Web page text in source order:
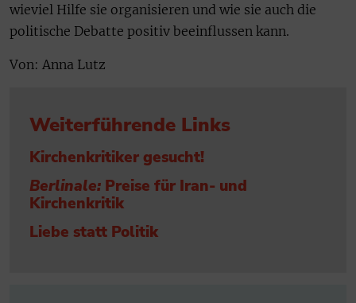
wieviel Hilfe sie organisieren und wie sie auch die
politische Debatte positiv beeinflussen kann.
Von: Anna Lutz
Weiterführende Links
Kirchenkritiker gesucht!
Berlinale: Preise für Iran- und
Kirchenkritik
Liebe statt Politik